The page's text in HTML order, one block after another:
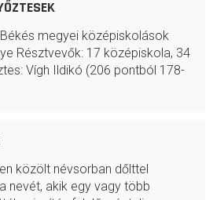
megyei középiskolások
Résztvevők: 17 középiskola, 34
Vígh Ildikó (206 pontból 178-
közölt névsorban dőlttel
nevét, akik egy vagy több